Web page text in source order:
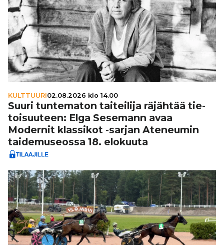
KULTTUURI02.08.2026 klo 14.00
Suuri tun­te­ma­ton tai­tei­lija räjähtää tie­
toi­suu­teen: Elga Sesemann avaa
Modernit klassikot -sarjan Ateneumin
tai­de­mu­se­ossa 18. elokuuta